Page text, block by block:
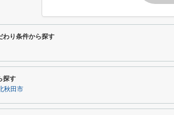
わり条件から探す
探す
秋田市